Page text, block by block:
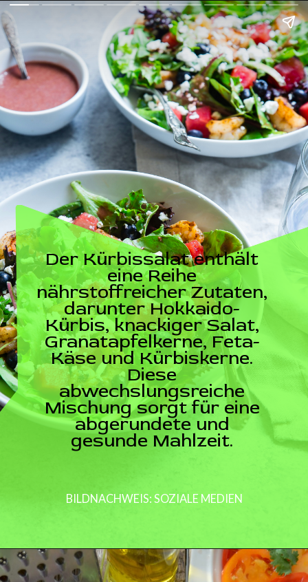
Der Kürbissalat enthält
eine Reihe
nährstoffreicher Zutaten,
darunter Hokkaido-
Kürbis, knackiger Salat,
Granatapfelkerne, Feta-
Käse und Kürbiskerne.
Diese
abwechslungsreiche
Mischung sorgt für eine
abgerundete und
gesunde Mahlzeit.
BILDNACHWEIS: SOZIALE MEDIEN